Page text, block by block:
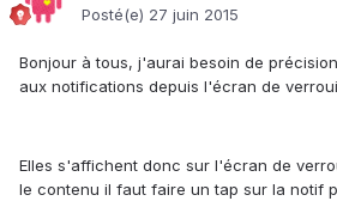
Posté(e) 27 juin 2015
Bonjour à tous, j'aurai besoin de
aux notifications depuis l'écran de
Elles s'affichent donc sur l'écran de
le contenu il faut faire un tap sur la notif